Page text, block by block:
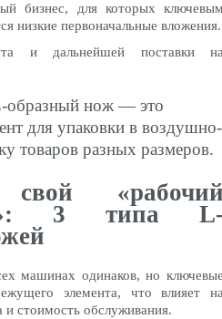
бизнес, для которых
низкие первоначальные вложения.
и дальнейшей поставки
образный нож — это
для упаковки в воздушно-
товаров разных размеров.
3 типа
машинах одинаков, но
элемента, что влияет
и стоимость обслуживания.